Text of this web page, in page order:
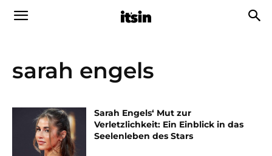
sarah engels
Sarah Engels‘ Mut zur
Verletzlichkeit: Ein Einblick in das
Seelenleben des Stars